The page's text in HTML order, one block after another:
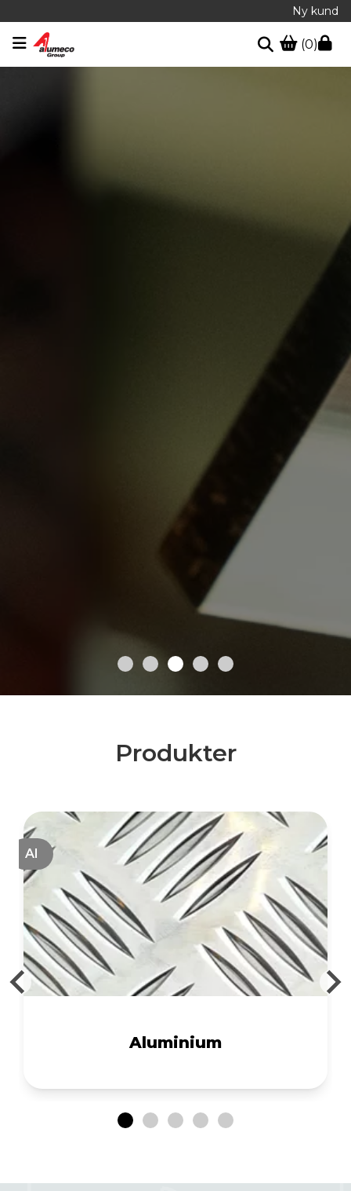
Ny kund
(0)
Förtennade kopparskenor
med dag till dag leverans
Förtennade kopparskenor
Produkter
Al
Aluminium